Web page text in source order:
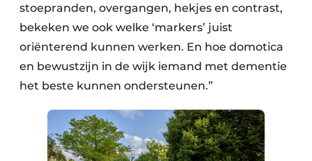
stoepranden, overgangen, hekjes en contrast,
bekeken we ook welke ‘markers’ juist
oriënterend kunnen werken. En hoe domotica
en bewustzijn in de wijk iemand met dementie
het beste kunnen ondersteunen.”